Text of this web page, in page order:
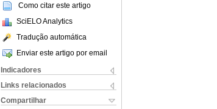
Como citar este artigo
SciELO Analytics
Tradução automática
Enviar este artigo por email
Indicadores
Links relacionados
Compartilhar